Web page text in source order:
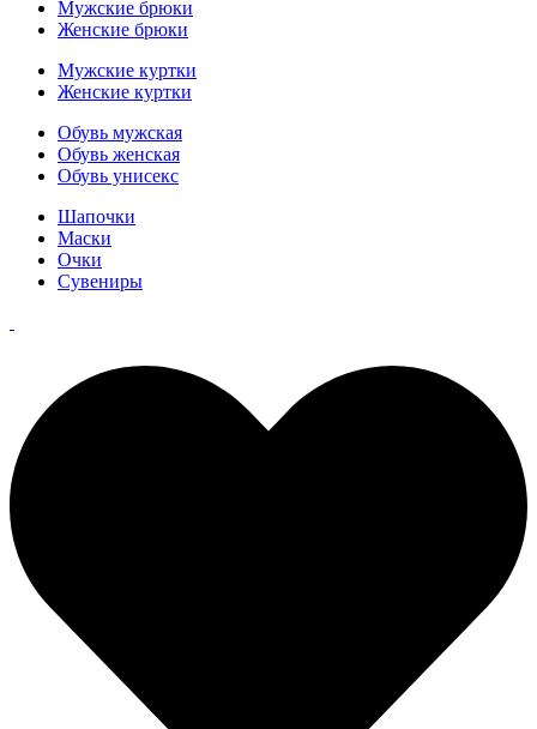
Мужские брюки
Женские брюки
Мужские куртки
Женские куртки
Обувь мужская
Обувь женская
Обувь унисекс
Шапочки
Маски
Очки
Сувениры